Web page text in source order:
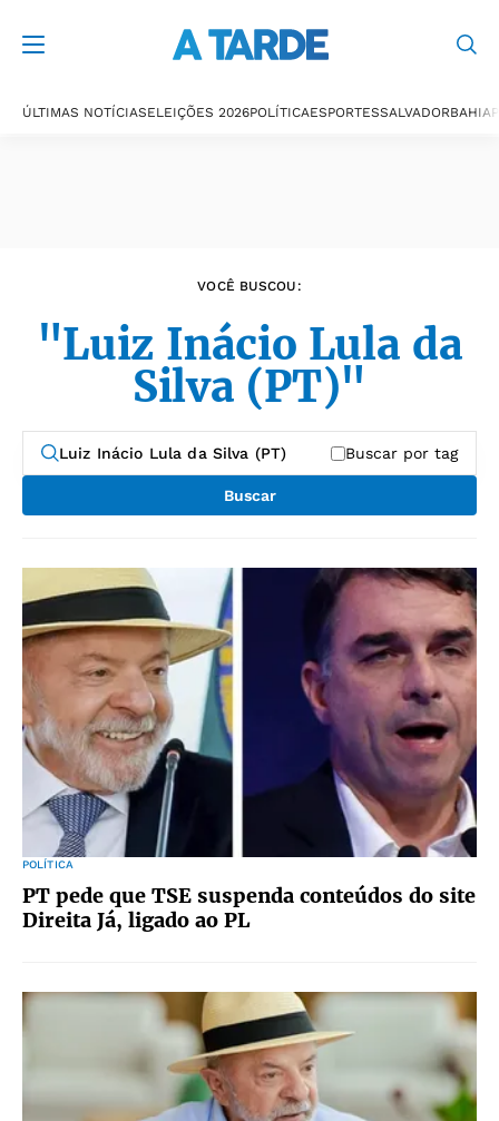
ÚLTIMAS NOTÍCIASELEIÇÕES 2026POLÍTICAESPORTESSALVADORBAHIA
VOCÊ BUSCOU:
"Luiz Inácio Lula da
Silva (PT)"
Buscar por tag
Buscar
POLÍTICA
PT pede que TSE suspenda conteúdos do site
Direita Já, ligado ao PL